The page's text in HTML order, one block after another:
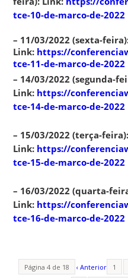
tce-10-de-marco-de-2022
– 11/03/2022 (sexta-
Link: https://
tce-11-de-marco-de-2022
– 14/03/2022 (segunda-
Link: https://
tce-14-de-marco-de-2022
– 15/03/2022 (terça-feira):
Link: https://
tce-15-de-marco-de-2022
– 16/03/2022 (quarta-
Link: https://
tce-16-de-marco-de-2022
Página 4 de 18 ‹ Anterior 1